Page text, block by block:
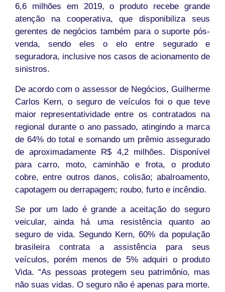
6,6 milhões em 2019, o produto recebe grande
atenção na cooperativa, que disponibiliza seus
gerentes de negócios também para o suporte pós-
venda, sendo eles o elo entre segurado e
seguradora, inclusive nos casos de acionamento de
sinistros.
De acordo com o assessor de Negócios, Guilherme
Carlos Kern, o seguro de veículos foi o que teve
maior representatividade entre os contratados na
regional durante o ano passado, atingindo a marca
de 64% do total e somando um prêmio assegurado
de aproximadamente R$ 4,2 milhões. Disponível
para carro, moto, caminhão e frota, o produto
cobre, entre outros danos, colisão; abalroamento,
capotagem ou derrapagem; roubo, furto e incêndio.
Se por um lado é grande a aceitação do seguro
veicular, ainda há uma resistência quanto ao
seguro de vida. Segundo Kern, 60% da população
brasileira contrata a assistência para seus
veículos, porém menos de 5% adquiri o produto
Vida. “As pessoas protegem seu patrimônio, mas
não suas vidas. O seguro não é apenas para morte.